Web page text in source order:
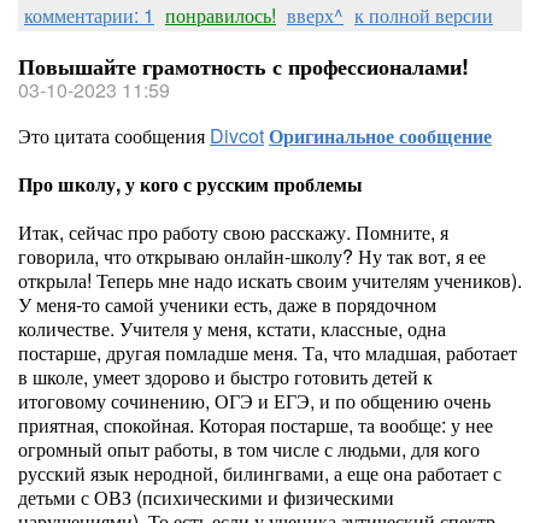
комментарии: 1 понравилось! вверх^ к полной версии
Повышайте грамотность с профессионалами!
03-10-2023 11:59
Это цитата сообщения DivcotОригинальное сообщение
Про школу, у кого с русским проблемы
Итак, сейчас про работу свою расскажу. Помните, я
говорила, что открываю онлайн-школу? Ну так вот, я ее
открыла! Теперь мне надо искать своим учителям учеников).
У меня-то самой ученики есть, даже в порядочном
количестве. Учителя у меня, кстати, классные, одна
постарше, другая помладше меня. Та, что младшая, работает
в школе, умеет здорово и быстро готовить детей к
итоговому сочинению, ОГЭ и ЕГЭ, и по общению очень
приятная, спокойная. Которая постарше, та вообще: у нее
огромный опыт работы, в том числе с людьми, для кого
русский язык неродной, билингвами, а еще она работает с
детьми с ОВЗ (психическими и физическими